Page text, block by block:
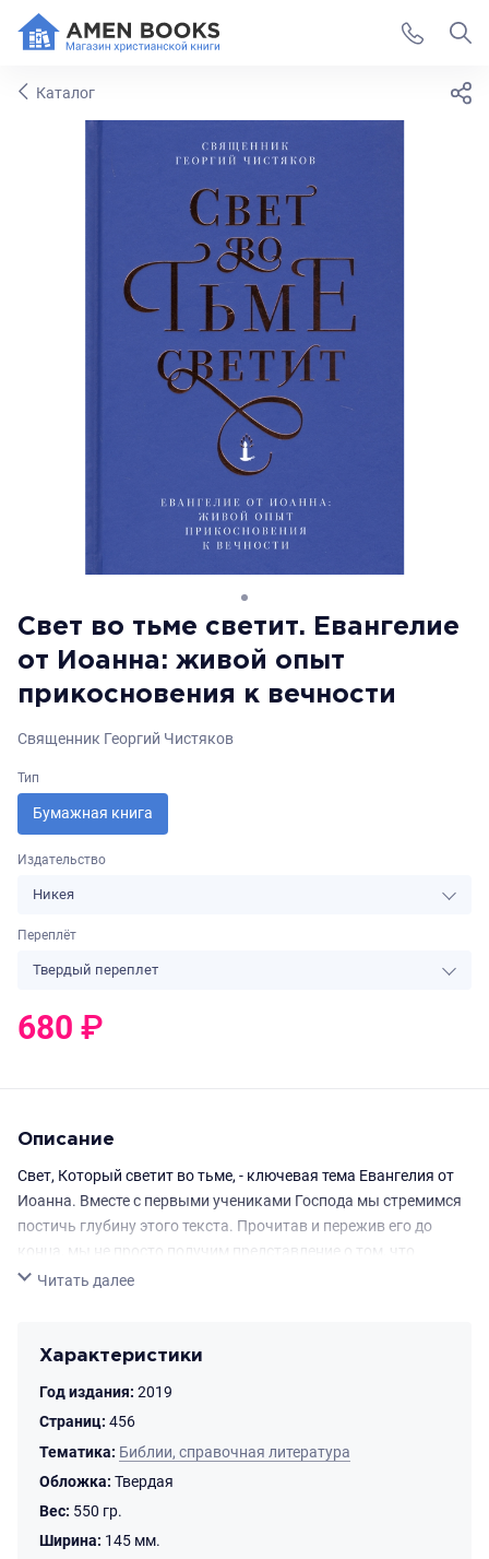
Каталог
Свет во тьме светит. Евангелие
от Иоанна: живой опыт
прикосновения к вечности
Священник Георгий Чистяков
Тип
Бумажная книга
Издательство
Никея
Переплёт
Твердый переплет
680 ₽
Описание
Свет, Который светит во тьме, - ключевая тема Евангелия от
Иоанна. Вместе с первыми учениками Господа мы стремимся
постичь глубину этого текста. Прочитав и пережив его до
конца, мы не просто получим представление о том, что
говорил и чему учил Господь, но будем знать это по
который мы должны идти вслед за Ним. И дарованная нам
вообще - и там, и здесь, на земле. Это жизнь, в ходе которой
одерживается победа над смертью. Свет, который побеждает
тьму. Это жизнь, к которой мы прорываемся и приходим уже
сейчас.Рекомендовано к публикации Издательским советом
Русской Православной Церкви.
Свернуть
Читать далее
Характеристики
Год издания: 2019
Страниц: 456
Тематика: Библии, справочная литература
Обложка: Твердая
Вес: 550 гр.
Ширина: 145 мм.